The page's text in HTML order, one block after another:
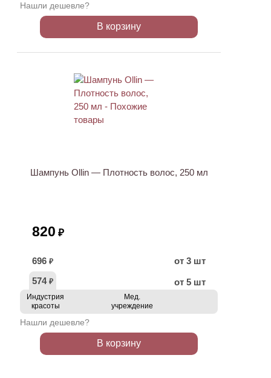
Нашли дешевле?
В корзину
Шампунь Ollin — Плотность волос, 250 мл
820 ₽
696 ₽
от 3 шт
574 ₽ от 5 шт
Индустрия
красоты
Мед.
учреждение
Нашли дешевле?
В корзину